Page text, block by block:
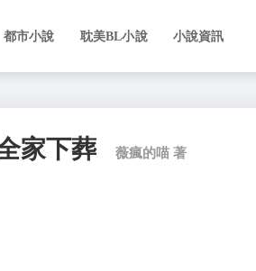
都市小說 耽美BL小說 小說資訊
家下葬 薇瘋的喵 著